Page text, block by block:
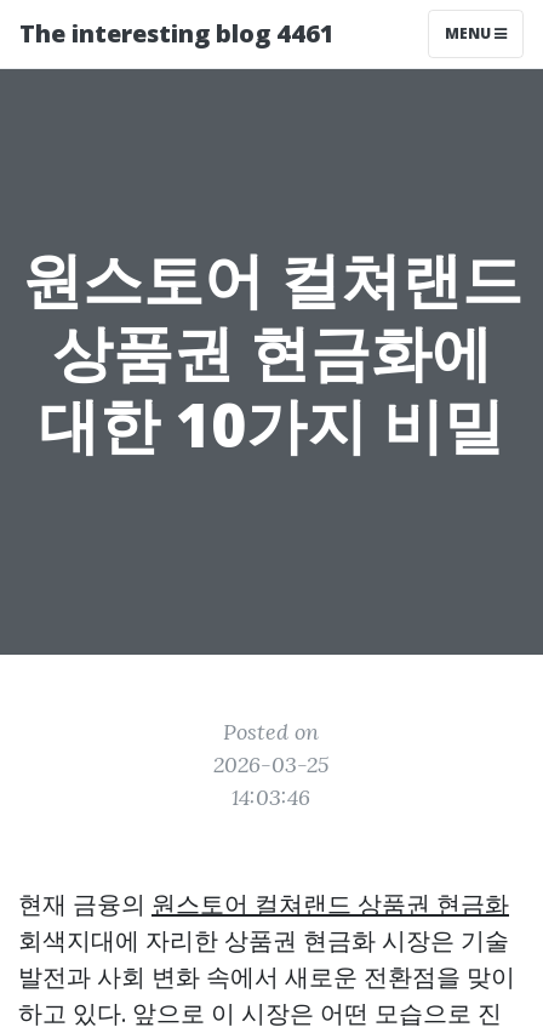
The interesting blog 4461 MENU
원스토어 컬쳐랜드
상품권 현금화에
대한 10가지 비밀
Posted on
2026-03-25
14:03:46
현재 금융의 원스토어 컬쳐랜드 상품권 현금화
회색지대에 자리한 상품권 현금화 시장은 기술
발전과 사회 변화 속에서 새로운 전환점을 맞이
하고 있다. 앞으로 이 시장은 어떤 모습으로 진